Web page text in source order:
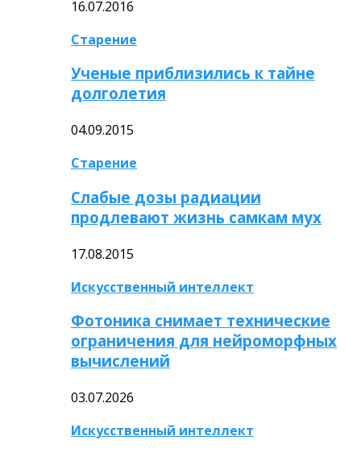
16.07.2016
Старение
Ученые приблизились к тайне
долголетия
04.09.2015
Старение
Слабые дозы радиации
продлевают жизнь самкам мух
17.08.2015
Искусственный интеллект
Фотоника снимает технические
ограничения для нейроморфных
вычислений
03.07.2026
Искусственный интеллект